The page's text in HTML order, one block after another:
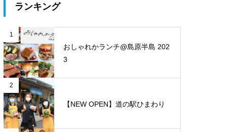
ンな空間「古民家Café Ryu龍」
南高
ンタ
【NEW OPEN】南島原の小さな焙
仙麓珈琲焙煎研究所」
定スペシャル食堂〜
ランキング
1
おしゃれかランチ@島原半島 202
3
2
【NEW OPEN】道の駅ひまわり